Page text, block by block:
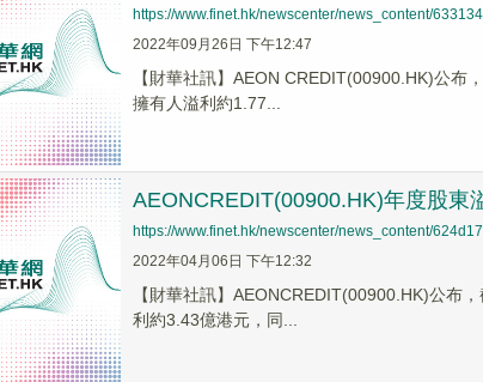
https://www.finet.hk/newscenter/news_content/
2022年09月26日 下午12:47
【財華社訊】AEON CREDIT(00900.HK)公
擁有人溢利約1.77...
AEONCREDIT(00900.HK)年度股東
https://www.finet.hk/newscenter/news_content/
2022年04月06日 下午12:32
【財華社訊】AEONCREDIT(00900.HK)公布
利約3.43億港元，同...